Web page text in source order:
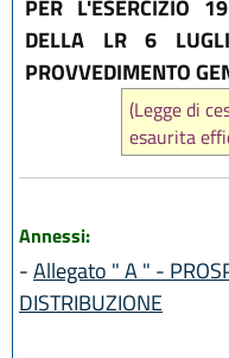
PER L'ESERCIZIO
DELLA LR 6
PROVVEDIMENTO
(Legge di
esaurita
Annessi:
-Allegato " A " -
DISTRIBUZIONE